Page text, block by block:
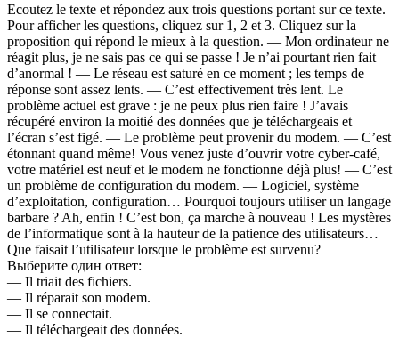
Ecoutez le texte et répondez aux trois questions portant sur ce texte.
Pour afficher les questions, cliquez sur 1, 2 et 3. Cliquez sur la
proposition qui répond le mieux à la question. — Mon ordinateur ne
réagit plus, je ne sais pas ce qui se passe ! Je n’ai pourtant rien fait
d’anormal ! — Le réseau est saturé en ce moment ; les temps de
réponse sont assez lents. — C’est effectivement très lent. Le
problème actuel est grave : je ne peux plus rien faire ! J’avais
récupéré environ la moitié des données que je téléchargeais et
l’écran s’est figé. — Le problème peut provenir du modem. — C’est
étonnant quand même! Vous venez juste d’ouvrir votre cyber-café,
votre matériel est neuf et le modem ne fonctionne déjà plus! — C’est
un problème de configuration du modem. — Logiciel, système
d’exploitation, configuration… Pourquoi toujours utiliser un langage
barbare ? Ah, enfin ! C’est bon, ça marche à nouveau ! Les mystères
de l’informatique sont à la hauteur de la patience des utilisateurs…
Que faisait l’utilisateur lorsque le problème est survenu?
Выберите один ответ:
— Il triait des fichiers.
— Il réparait son modem.
— Il se connectait.
— Il téléchargeait des données.